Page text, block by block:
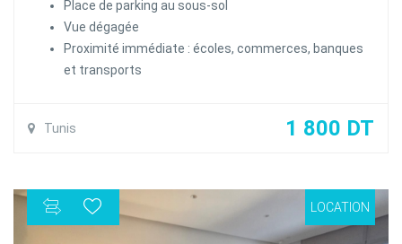
Place de parking au sous-sol
Vue dégagée
Proximité immédiate : écoles, commerces, banques
et transports
Tunis 1 800 DT
LOCATION